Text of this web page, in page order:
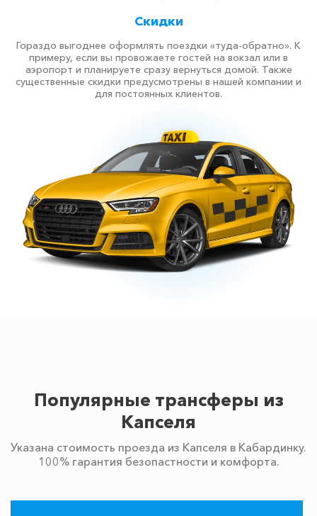
Скидки
Гораздо выгоднее оформлять поездки «туда-обратно». К
примеру, если вы провожаете гостей на вокзал или в
аэропорт и планируете сразу вернуться домой. Также
существенные скидки предусмотрены в нашей компании и
для постоянных клиентов.
Популярные трансферы из
Капселя
Указана стоимость проезда из Капселя в Кабардинку.
100% гарантия безопастности и комфорта.